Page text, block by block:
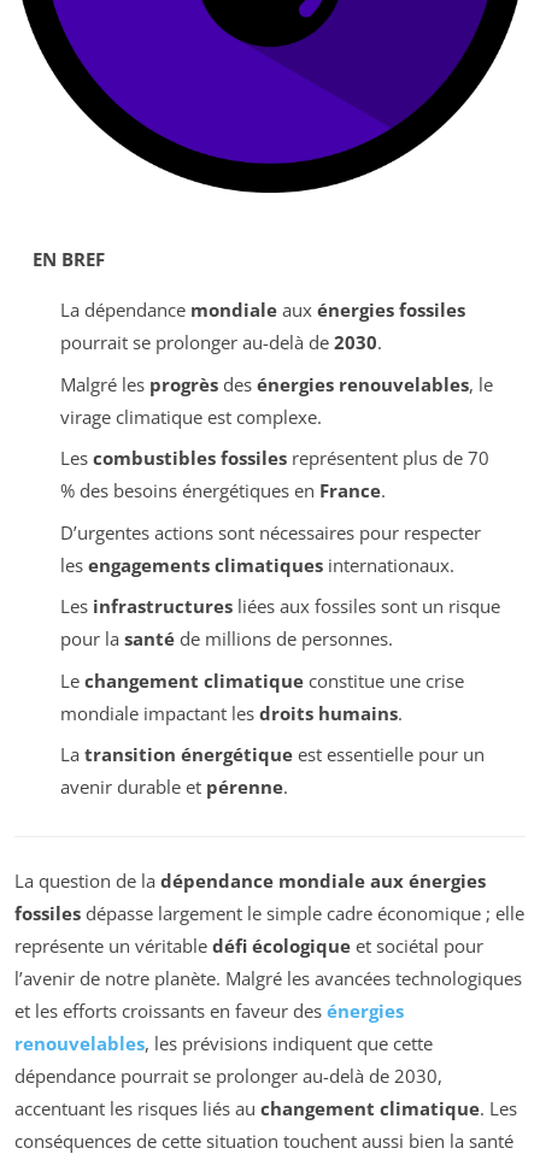
EN BREF
La dépendance mondialeaux énergies fossiles
pourrait se prolonger au-delà de 2030.
Malgré les progrèsdes énergies renouvelables, le
virage climatique est complexe.
Les combustibles fossilesreprésentent plus de 70
% des besoins énergétiques en France.
D’urgentes actions sont nécessaires pour respecter
les engagements climatiquesinternationaux.
Les infrastructuresliées aux fossiles sont un risque
pour la santéde millions de personnes.
Le changement climatiqueconstitue une crise
mondiale impactant les droits humains.
La transition énergétiqueest essentielle pour un
avenir durable et pérenne.
La question de la dépendance mondiale aux énergies
fossiles dépasse largement le simple cadre économique ; elle
représente un véritable défi écologique et sociétal pour
l’avenir de notre planète. Malgré les avancées technologiques
et les efforts croissants en faveur des énergies
renouvelables, les prévisions indiquent que cette
dépendance pourrait se prolonger au-delà de 2030,
accentuant les risques liés au changement climatique. Les
conséquences de cette situation touchent aussi bien la santé